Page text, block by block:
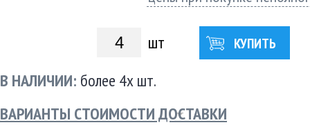
шт КУПИТЬ
В НАЛИЧИИ: более 4х шт.
ВАРИАНТЫ СТОИМОСТИ ДОСТАВКИ